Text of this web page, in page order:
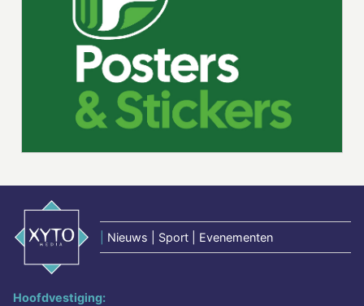
Nieuws | Sport | Evenementen
Hoofdvestiging: